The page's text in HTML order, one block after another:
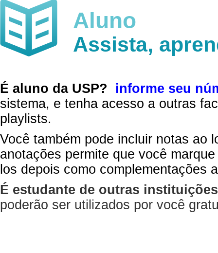
Aluno
Assista,
É aluno da USP?
informe seu
sistema, e tenha acesso a outras
playlists.
Você também pode incluir notas ao
anotações permite que você
los depois como complementações
É estudante de outras
poderão ser utilizados por você